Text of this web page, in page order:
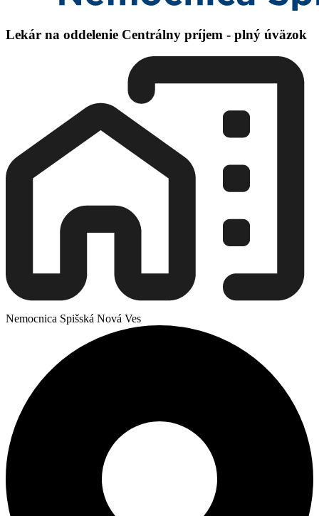
Lekár na oddelenie Centrálny príjem - plný úväzok
Nemocnica Spišská Nová Ves